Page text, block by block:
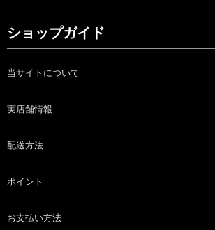
ショップガイド
当サイトについて
実店舗情報
配送方法
ポイント
お支払い方法